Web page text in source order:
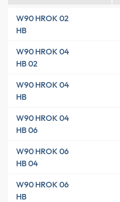
W90 HROK 02
HB
W90 HROK 04
HB 02
W90 HROK 04
HB
W90 HROK 04
HB 06
W90 HROK 06
HB 04
W90 HROK 06
HB